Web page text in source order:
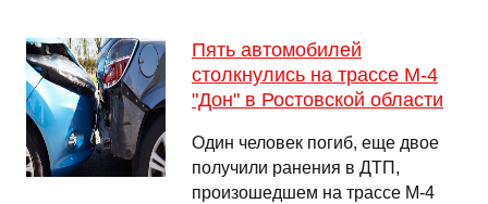
Пять автомобилей
столкнулись на трассе М-4
"Дон" в Ростовской области
Один человек погиб, еще двое
получили ранения в ДТП,
произошедшем на трассе М-4